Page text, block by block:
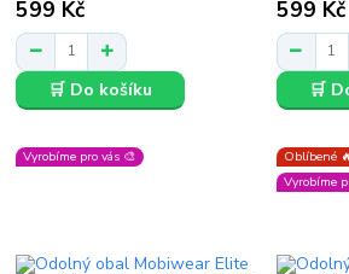
599 Kč
🛒 Do košíku
599 Kč
🛒
Vyrobíme pro vás 🎨
Oblíbené
Vyrobíme